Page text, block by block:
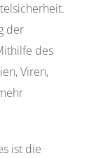
der
des
Viren,
ist die